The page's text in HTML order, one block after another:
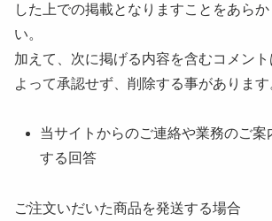
した上での掲載となりますことをあら
い。
加えて、次に掲げる内容を含むコメン
よって承認せず、削除する事があります
当サイトからのご連絡や業務のご案
する回答
ご注文いだいた商品を発送する場合